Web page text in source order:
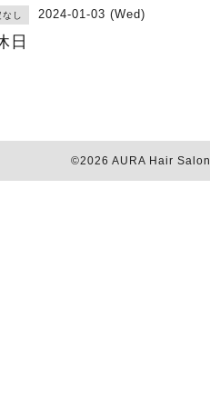
し 2024-01-03 (Wed)
日
©2026 AURA Hair Salon